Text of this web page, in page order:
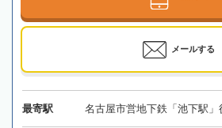
メールする
最寄駅 名古屋市営地下鉄「池下駅」